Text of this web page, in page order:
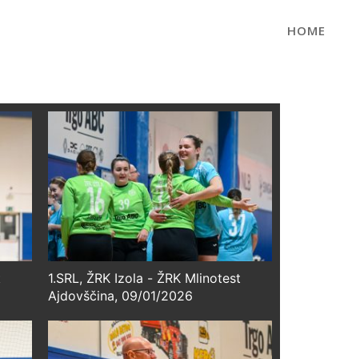
HOME
1.SRL, ŽRK Izola - ŽRK Mlinotest
Ajdovščina, 09/01/2026